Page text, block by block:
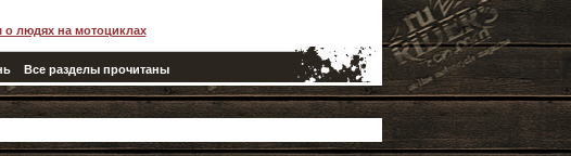
людях на мотоциклах
Все разделы прочитаны